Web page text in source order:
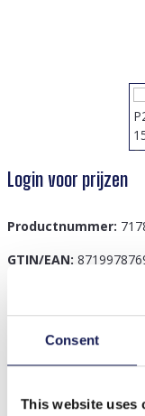
Consent
This website uses
Login voor prijzen
Productnummer:
GTIN/EAN:
Beschrijving
G-A19.4 P2605-